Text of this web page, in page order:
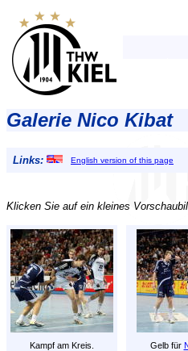
Galerie Nico Kibat
Links: English version of this page
Klicken Sie auf ein kleines
Kampf am Kreis. Gelb für